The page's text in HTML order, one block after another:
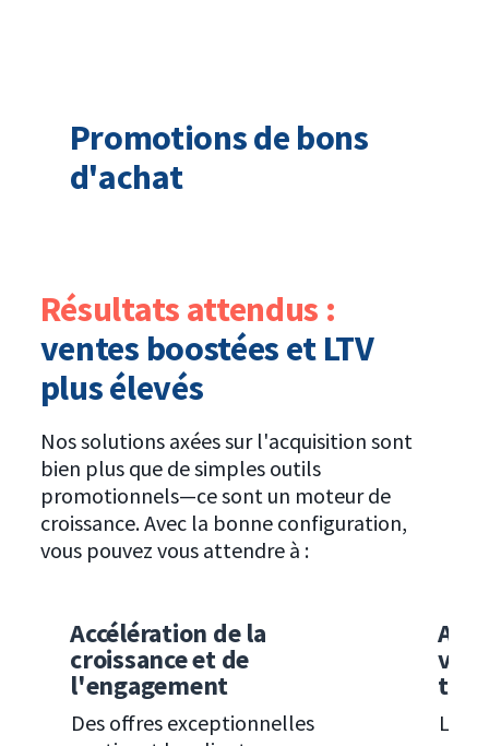
Promotions de bons
d'achat
améliorent les taux de conversion et
vous aident à vous démarquer de la
concurrence.
Résultats attendus :
ventes boostées et LTV
plus élevés
Nos solutions axées sur l'acquisition sont
bien plus que de simples outils
promotionnels—ce sont un moteur de
croissance. Avec la bonne configuration,
vous pouvez vous attendre à :
Accélération de la
croissance et de
l'engagement
Des offres exceptionnelles
Les